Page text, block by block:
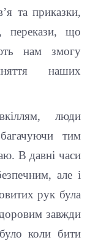
та приказки,
перекази, що
нам змогу
наших
люди
тим
В давні часи
але і
рук була
завжди
коли бити